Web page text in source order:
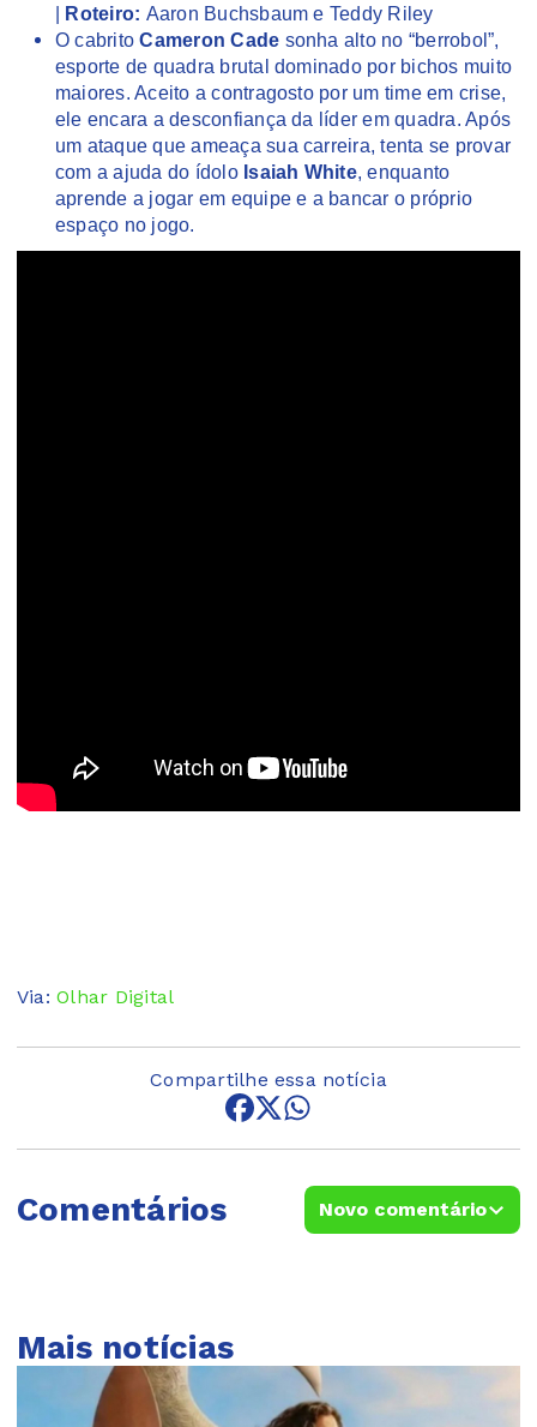
Roteiro: Aaron Buchsbaum e Teddy Riley
O cabritoCameron Cade sonha alto no “berrobol”,
esporte de quadra brutal dominado por bichos muito
maiores. Aceito a contragosto por um time em crise,
ele encara a desconfiança da líder em quadra. Após
um ataque que ameaça sua carreira, tenta se provar
com a ajuda do ídolo Isaiah White, enquanto
aprende a jogar em equipe e a bancar o próprio
espaço no jogo.
Via:Olhar Digital
Compartilhe essa notícia
Comentários Novo comentário
Mais notícias